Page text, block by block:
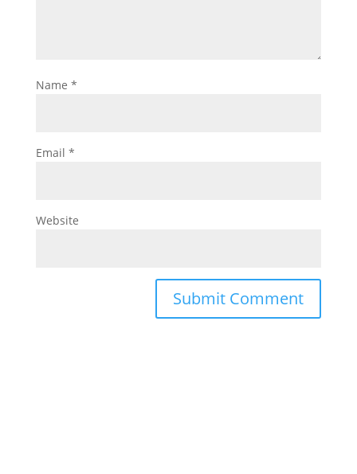
Name *
Email *
Website